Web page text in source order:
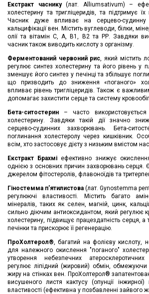
Екстракт часнику(лат. Alliumsativum) –
холестерину та тригліцеридів, та підтримує їх
Часник дуже впливає на серцево-судинну
кальцифікації вен. Містить вуглеводи, білки,
олії та вітамін С, А, В1, В2 та РР. Завдяки
часник також виводить кислоту з організму.
Ферментований червоний рис, який містить
регулює синтез холестерину та його рівень у
зменшує його синтез у печінці та збільшує
що призводить до зниження «поганого»
впливає рівень тригліцеридів. Також є
допомагає захистити серце та систему
Бета-ситостерин – часто
холестерину. Завдяки такій дії значно
серцево-судинних захворювань. Бета-
поглинання холестеролу через кишківник.
всім, хто застосовує дієту з низьким вмістом
Екстракт Брахмі ефективно знижує
однією з основних причин захворювань серця.
джерелом фітостеролів, флавоноїдів та
Гіностемма п'ятилистова (лат. Gynostemma
регулюючі властивості. Містить багато
мінералів, таких як селен, магній, цинк,
сильно діючим антиоксидантом, який регулює
холестерину, підвищує працездатність серця,
печінки та прискорює її регенерацію.
ПроХолтерол®, багатий на фолієву кислоту,
для належного окислення "поганого"
утворення небезпечних
регулює ліпідний (жировий) обмін, обмежуючи
жиру на стінках вен. ПроХолтерол®
висушеного листя кактусу (опунції інжирної)
властивості (ефективна у позбавленні зайвого